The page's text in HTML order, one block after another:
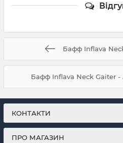
Бафф Inflava
Бафф Inflava Neck Gaiter -
КОНТАКТИ
ПРО МАГАЗИН